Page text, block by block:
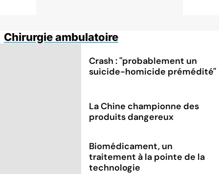
Chirurgie ambulatoire
Crash : ''probablement un
suicide-homicide prémédité''
La Chine championne des
produits dangereux
Biomédicament, un
traitement à la pointe de la
technologie